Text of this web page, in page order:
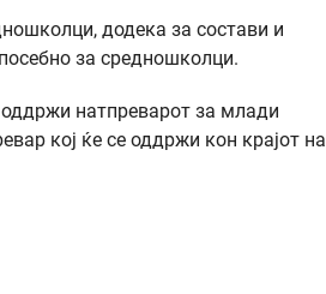
додека за состави и
за средношколци.
натпреварот за млади
кој ќе се оддржи кон крајот на